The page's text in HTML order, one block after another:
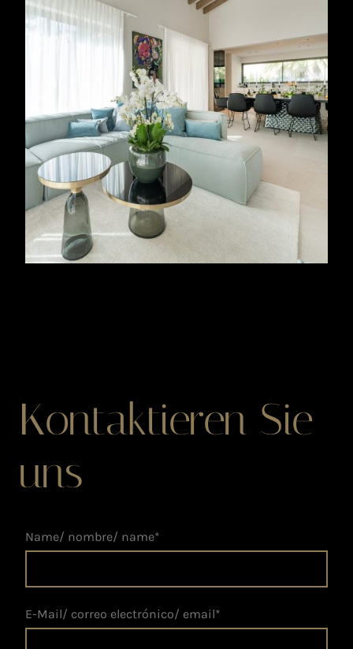
Kontaktieren Sie
uns
Name/ nombre/ name*
E-Mail/ correo electrónico/ email*